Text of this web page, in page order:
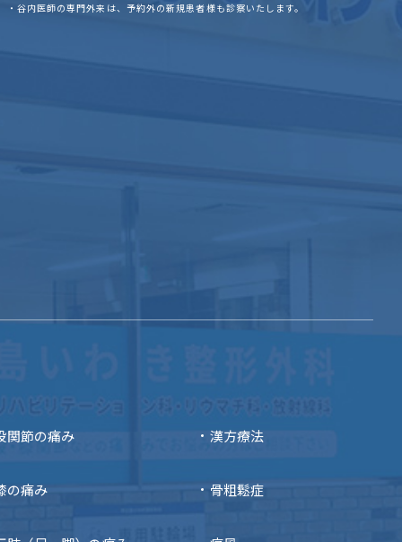
・谷内医師の専門外来は、予約外の新規患者様も診察いたします。
関節の痛み
の痛み
漢方療法
骨粗鬆症